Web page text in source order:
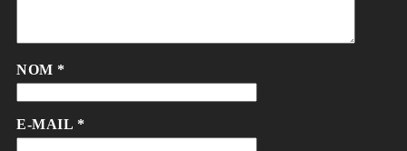
NOM *
E-MAIL *